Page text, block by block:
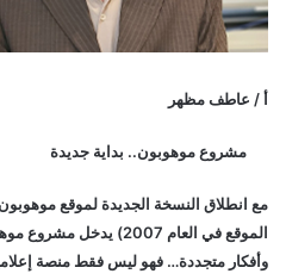
أ / عاطف مظهر
مشروع موهوبون.. بداية جديدة
مع انطلاق النسخة الجديدة لموقع
الموقع في العام 2007)
وأفكار متجددة… فهو ليس فقط منصة